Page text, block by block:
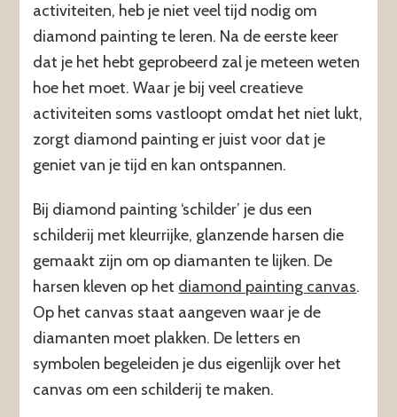
activiteiten, heb je niet veel tijd nodig om
diamond painting te leren. Na de eerste keer
dat je het hebt geprobeerd zal je meteen weten
hoe het moet. Waar je bij veel creatieve
activiteiten soms vastloopt omdat het niet lukt,
zorgt diamond painting er juist voor dat je
geniet van je tijd en kan ontspannen.
Bij diamond painting ‘schilder’ je dus een
schilderij met kleurrijke, glanzende harsen die
gemaakt zijn om op diamanten te lijken. De
harsen kleven op het diamond painting canvas.
Op het canvas staat aangeven waar je de
diamanten moet plakken. De letters en
symbolen begeleiden je dus eigenlijk over het
canvas om een schilderij te maken.